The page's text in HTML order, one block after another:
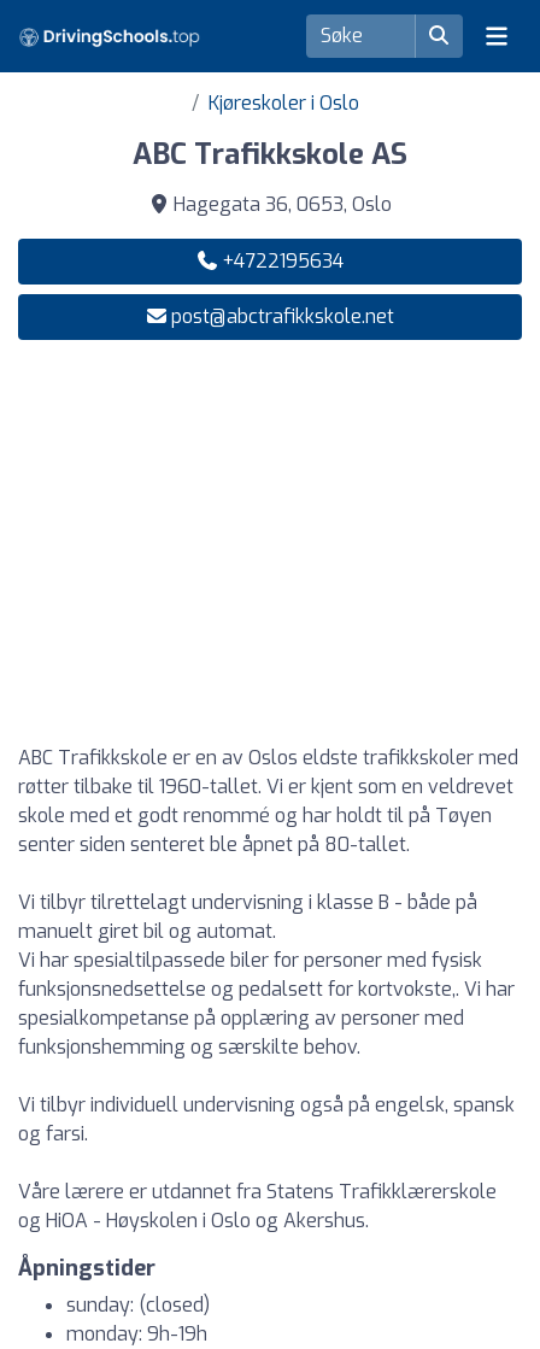
Kjøreskoler i Oslo
ABC Trafikkskole AS
Hagegata 36, 0653, Oslo
+4722195634
post@abctrafikkskole.net
ABC Trafikkskole er en av Oslos eldste trafikkskoler med
røtter tilbake til 1960-tallet. Vi er kjent som en veldrevet
skole med et godt renommé og har holdt til på Tøyen
senter siden senteret ble åpnet på 80-tallet.
Vi tilbyr tilrettelagt undervisning i klasse B - både på
manuelt giret bil og automat.
Vi har spesialtilpassede biler for personer med fysisk
funksjonsnedsettelse og pedalsett for kortvokste,. Vi har
spesialkompetanse på opplæring av personer med
funksjonshemming og særskilte behov.
Vi tilbyr individuell undervisning også på engelsk, spansk
og farsi.
Våre lærere er utdannet fra Statens Trafikklærerskole
og HiOA - Høyskolen i Oslo og Akershus.
Åpningstider
sunday: (closed)
monday: 9h-19h